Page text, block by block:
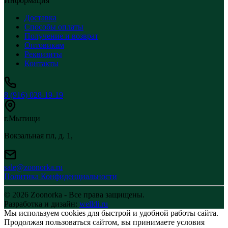
Доставка
Способы оплаты
Получение и возврат
Оптовикам
Реквизиты
Контакты
8 (916) 028-19-19
г.Мытищи
Вокзальная пл, д. 1,
sale@zoonorka.ru
Политика Конфиденциальности
© 2026 Zoonorka - Все права защищены.
Разработка и дизайн: welldi.ru
Мы используем cookies для быстрой и удобной работы сайта.
Продолжая пользоваться сайтом, вы принимаете условия